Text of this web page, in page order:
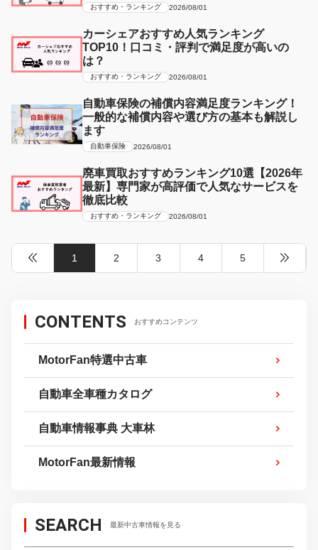
おすすめ・ランキング 2026/08/01
カーシェアおすすめ人気ランキング
TOP10！口コミ・評判で満足度が高いの
は？
おすすめ・ランキング 2026/08/01
自動車保険の補償内容満足度ランキング！
一般的な補償内容や選び方の基本も解説し
ます
自動車保険 2026/08/01
廃車買取おすすめランキング10選【2026年
最新】専門家が高評価で人気なサービスを
徹底比較
おすすめ・ランキング 2026/08/01
1 2 3 4 5
CONTENTS おすすめコンテンツ
MotorFan特選中古車
自動車全車種カタログ
自動車情報事典 大車林
MotorFan最新情報
SEARCH 最新中古車情報を見る